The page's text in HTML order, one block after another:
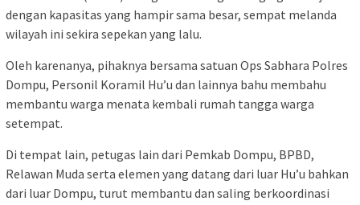
dengan kapasitas yang hampir sama besar, sempat melanda
wilayah ini sekira sepekan yang lalu.
Oleh karenanya, pihaknya bersama satuan Ops Sabhara Polres
Dompu, Personil Koramil Hu’u dan lainnya bahu membahu
membantu warga menata kembali rumah tangga warga
setempat.
Di tempat lain, petugas lain dari Pemkab Dompu, BPBD,
Relawan Muda serta elemen yang datang dari luar Hu’u bahkan
dari luar Dompu, turut membantu dan saling berkoordinasi